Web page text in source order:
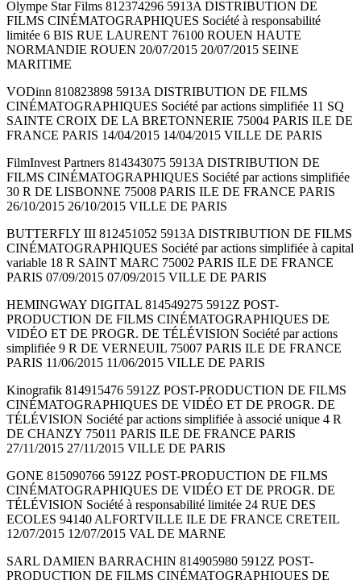
Olympe Star Films 812374296 5913A DISTRIBUTION DE
FILMS CINÉMATOGRAPHIQUES Société à responsabilité
limitée 6 BIS RUE LAURENT 76100 ROUEN HAUTE
NORMANDIE ROUEN 20/07/2015 20/07/2015 SEINE
MARITIME
VODinn 810823898 5913A DISTRIBUTION DE FILMS
CINÉMATOGRAPHIQUES Société par actions simplifiée 11 SQ
SAINTE CROIX DE LA BRETONNERIE 75004 PARIS ILE DE
FRANCE PARIS 14/04/2015 14/04/2015 VILLE DE PARIS
FilmInvest Partners 814343075 5913A DISTRIBUTION DE
FILMS CINÉMATOGRAPHIQUES Société par actions simplifiée
30 R DE LISBONNE 75008 PARIS ILE DE FRANCE PARIS
26/10/2015 26/10/2015 VILLE DE PARIS
BUTTERFLY III 812451052 5913A DISTRIBUTION DE FILMS
CINÉMATOGRAPHIQUES Société par actions simplifiée à capital
variable 18 R SAINT MARC 75002 PARIS ILE DE FRANCE
PARIS 07/09/2015 07/09/2015 VILLE DE PARIS
HEMINGWAY DIGITAL 814549275 5912Z POST-
PRODUCTION DE FILMS CINÉMATOGRAPHIQUES DE
VIDÉO ET DE PROGR. DE TÉLÉVISION Société par actions
simplifiée 9 R DE VERNEUIL 75007 PARIS ILE DE FRANCE
PARIS 11/06/2015 11/06/2015 VILLE DE PARIS
Kinografik 814915476 5912Z POST-PRODUCTION DE FILMS
CINÉMATOGRAPHIQUES DE VIDÉO ET DE PROGR. DE
TÉLÉVISION Société par actions simplifiée à associé unique 4 R
DE CHANZY 75011 PARIS ILE DE FRANCE PARIS
27/11/2015 27/11/2015 VILLE DE PARIS
GONE 815090766 5912Z POST-PRODUCTION DE FILMS
CINÉMATOGRAPHIQUES DE VIDÉO ET DE PROGR. DE
TÉLÉVISION Société à responsabilité limitée 24 RUE DES
ECOLES 94140 ALFORTVILLE ILE DE FRANCE CRETEIL
12/07/2015 12/07/2015 VAL DE MARNE
SARL DAMIEN BARRACHIN 814905980 5912Z POST-
PRODUCTION DE FILMS CINÉMATOGRAPHIQUES DE